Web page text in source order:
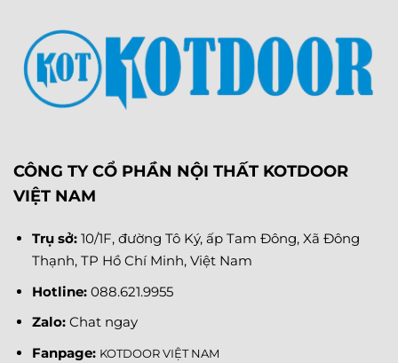
CÔNG TY CỔ PHẦN NỘI THẤT KOTDOOR
VIỆT NAM
Trụ sở: 10/1F, đường Tô Ký, ấp Tam Đông, Xã Đông
Thạnh, TP Hồ Chí Minh, Việt Nam
Hotline: 088.621.9955
Zalo: Chat ngay
Fanpage: KOTDOOR VIỆT NAM